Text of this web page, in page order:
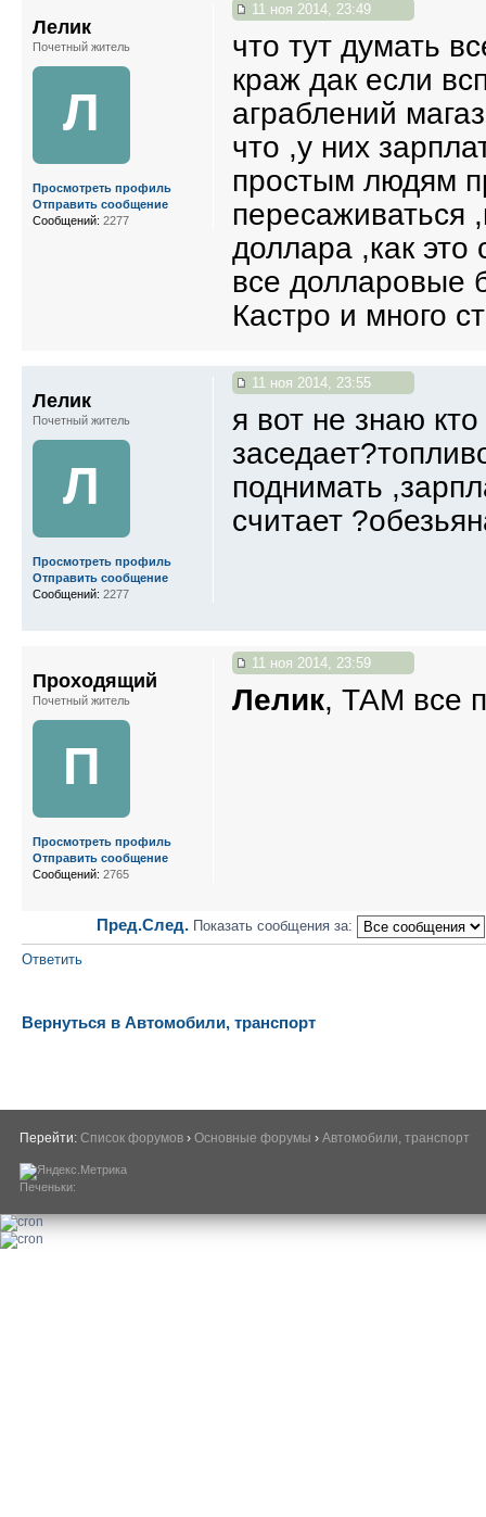
11 ноя 2014, 23:49
что тут думать
краж дак если
аграблений
что ,у них
простым людям
пересаживаться
доллара ,как
все долларовые
Кастро и много
Лелик
Почетный житель
Л
Просмотреть профиль
Отправить сообщение
Сообщений: 2277
11 ноя 2014, 23:55
я вот не знаю
поднимать
считает
Лелик
Почетный житель
Л
Просмотреть профиль
Отправить сообщение
Сообщений: 2277
11 ноя 2014, 23:59
Лелик, ТАМ все
Проходящий
Почетный житель
П
Просмотреть профиль
Отправить сообщение
Сообщений: 2765
Пред.След. Показать сообщения за:
Ответить
Вернуться в Автомобили, транспорт
Перейти: Список форумов › Основные форумы › Автомобили, транспорт
Печеньки: